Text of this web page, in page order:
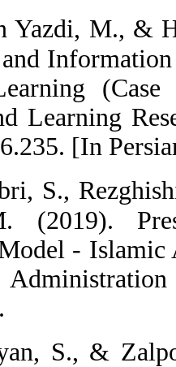
21.  Farzin
Knowledge and
toward E-
Teaching and
10.22070/
22.  Ghanbri,
Mosleh, M.
assessment
Educational
[In Persian].
23. 